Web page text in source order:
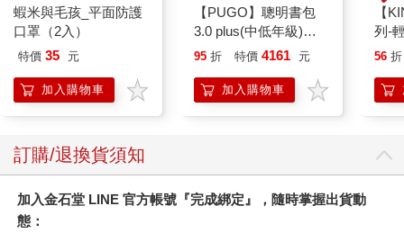
蝦米與毛孩_平面防護
口罩（2入）
特價 35 元
加入購物車
【PUGO】聰明書包
3.0 plus(中低年級)藕
粉 全新進化玩美上市
95 折 特價 4161 元
加入購物車
【
列-
平
56 折
訂購/退換貨須知
加入金石堂 LINE 官方帳號『完成綁定』，隨時掌握出貨動
態：